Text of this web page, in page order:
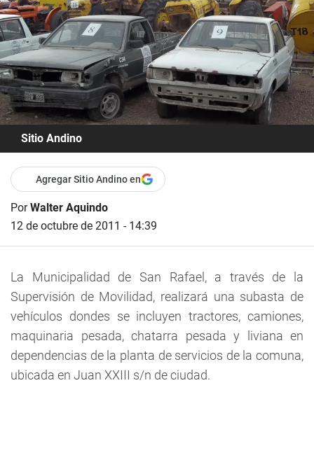
Sitio Andino
Agregar Sitio Andino en
PorWalter Aquindo
12 de octubre de 2011 - 14:39
La Municipalidad de San Rafael, a través de la
Supervisión de Movilidad, realizará una subasta de
vehículos dondes se incluyen tractores, camiones,
maquinaria pesada, chatarra pesada y liviana en
dependencias de la planta de servicios de la comuna,
ubicada en Juan XXIII s/n de ciudad.